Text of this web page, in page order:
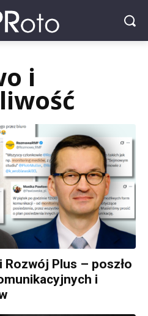
i
Plus – poszło
i